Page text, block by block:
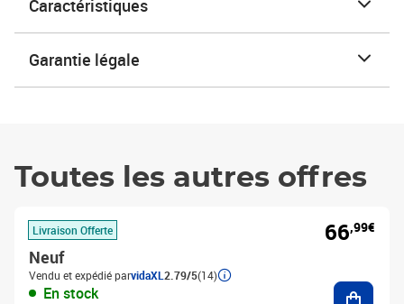
Caractéristiques
Garantie légale
Toutes les autres offres
Livraison Offerte
Neuf
Vendu et expédié parvidaXL 2.79/5(14)
En stock
66,99€